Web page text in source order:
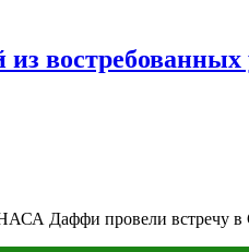
НАСА Даффи провели встречу